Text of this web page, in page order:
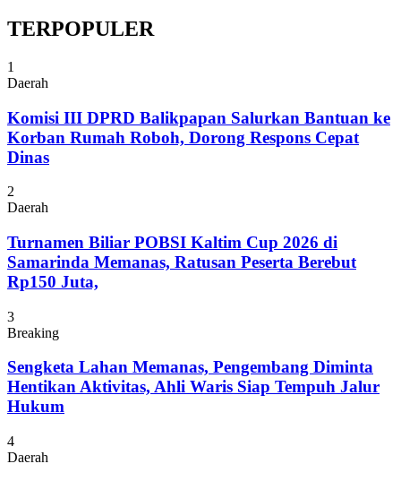
TERPOPULER
1
Daerah
Komisi III DPRD Balikpapan Salurkan Bantuan ke
Korban Rumah Roboh, Dorong Respons Cepat
Dinas
2
Daerah
Turnamen Biliar POBSI Kaltim Cup 2026 di
Samarinda Memanas, Ratusan Peserta Berebut
Rp150 Juta,
3
Breaking
Sengketa Lahan Memanas, Pengembang Diminta
Hentikan Aktivitas, Ahli Waris Siap Tempuh Jalur
Hukum
4
Daerah